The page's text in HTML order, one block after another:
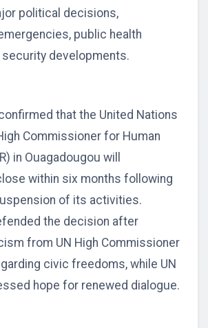
political decisions,
public health
developments.
that the United Nations
Commissioner for Human
in Ouagadougou will
within six months following
of its activities.
the decision after
from UN High Commissioner
civic freedoms, while UN
hope for renewed dialogue.